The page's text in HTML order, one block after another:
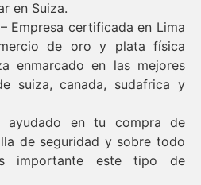
en Suiza.
Empresa certificada en Lima
de oro y plata física
enmarcado en las mejores
suiza, canada, sudafrica y
en tu compra de
de seguridad y sobre todo
importante este tipo de